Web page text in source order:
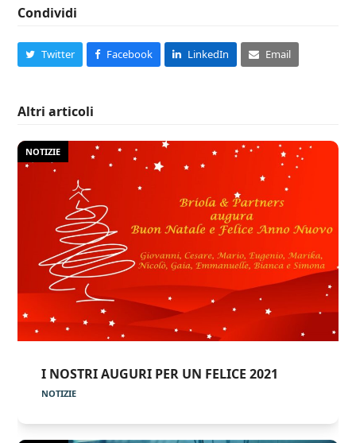
Condividi
Twitter Facebook LinkedIn Email
Altri articoli
NOTIZIE
I NOSTRI AUGURI PER UN FELICE 2021
NOTIZIE